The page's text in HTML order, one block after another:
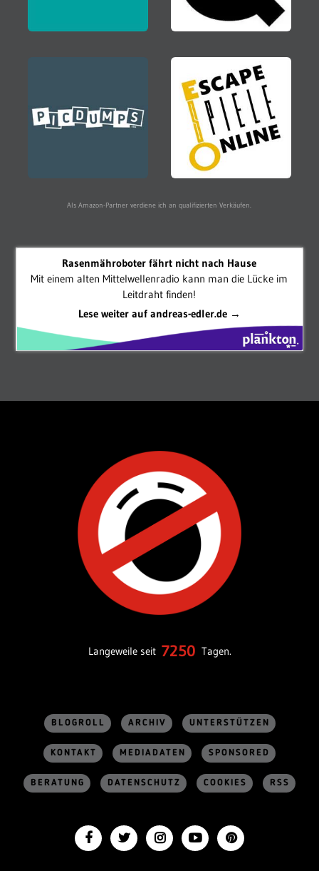
Als Amazon-Partner verdiene ich an qualifizierten Verkäufen.
Rasenmähroboter fährt nicht nach Hause
Mit einem alten Mittelwellenradio kann man die Lücke im
Leitdraht finden!
Lese weiter auf andreas-edler.de →
Langeweile seit 7250 Tagen.
BLOGROLL ARCHIV UNTERSTÜTZEN
KONTAKT MEDIADATEN SPONSORED
BERATUNG DATENSCHUTZ COOKIES RSS